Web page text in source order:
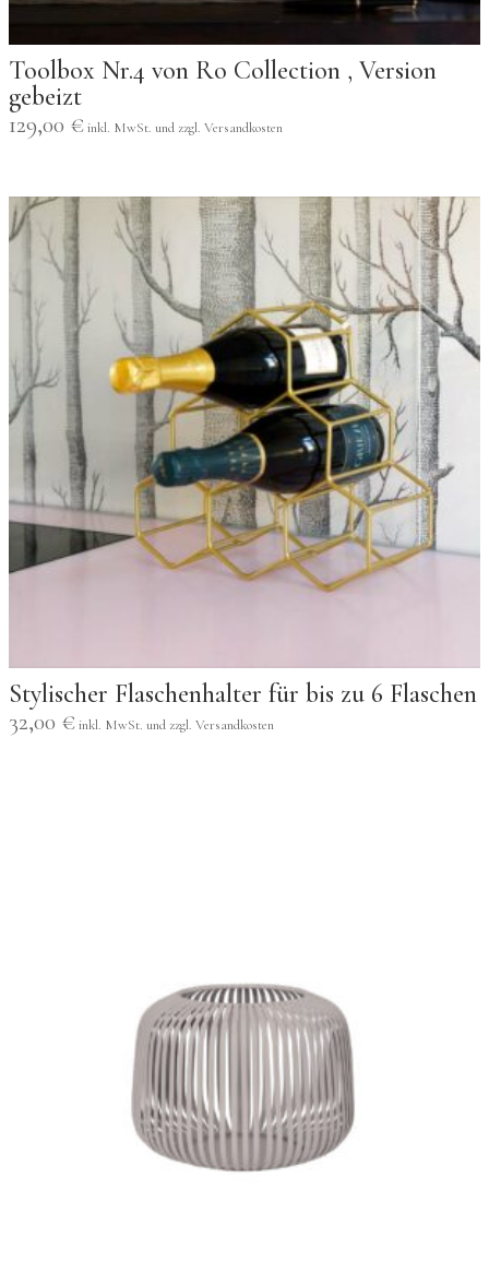
Toolbox Nr.4 von Ro Collection , Version
gebeizt
129,00 €
Stylischer Flaschenhalter für bis zu 6 Flaschen
32,00 €